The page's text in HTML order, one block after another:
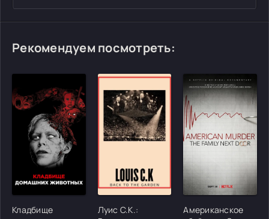
Рекомендуем посмотреть:
[/xfgiven_cvh_poster_urlcvh_poster_url]
Кладбище
[/xfgiven_cvh_poster_urlcvh_poster_url]
Луис С.К.:
[/
Американское